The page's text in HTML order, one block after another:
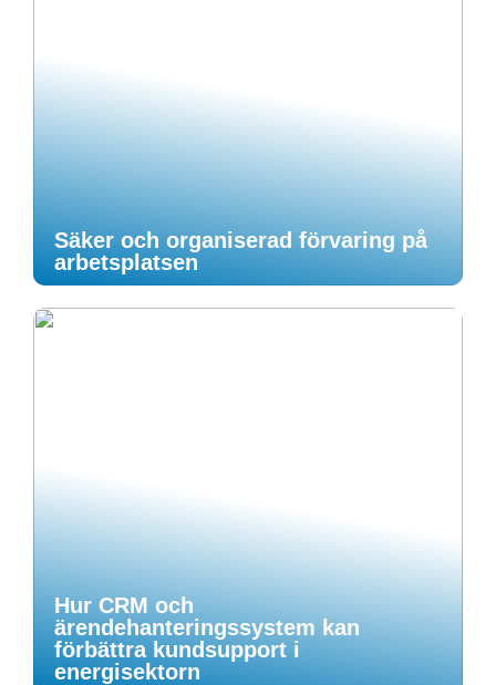
Säker och organiserad förvaring på
arbetsplatsen
Hur CRM och
ärendehanteringssystem kan
förbättra kundsupport i
energisektorn